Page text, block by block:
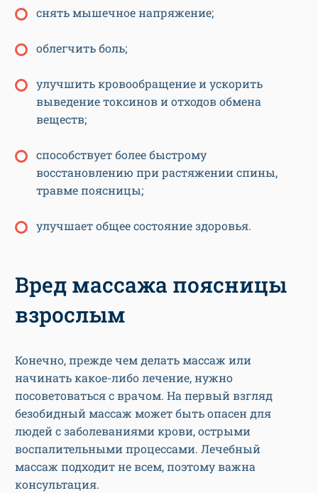
снять мышечное напряжение;
облегчить боль;
улучшить кровообращение и ускорить
выведение токсинов и отходов обмена
веществ;
способствует более быстрому
восстановлению при растяжении спины,
травме поясницы;
улучшает общее состояние здоровья.
Вред массажа поясницы
взрослым
Конечно, прежде чем делать массаж или
начинать какое-либо лечение, нужно
посоветоваться с врачом. На первый взгляд
безобидный массаж может быть опасен для
людей с заболеваниями крови, острыми
воспалительными процессами. Лечебный
массаж подходит не всем, поэтому важна
консультация.